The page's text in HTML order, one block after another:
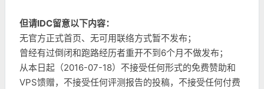
但请IDC留意以下内容：
无官方正式首页、无可用联络方式暂不发布；
曾经有过倒闭和跑路经历者重开不到6个月不做发布；
从本日起（2016-07-18）不接受任何形式的免费赞助和
VPS馈赠，不接受任何评测报告的投稿，不接受任何付费